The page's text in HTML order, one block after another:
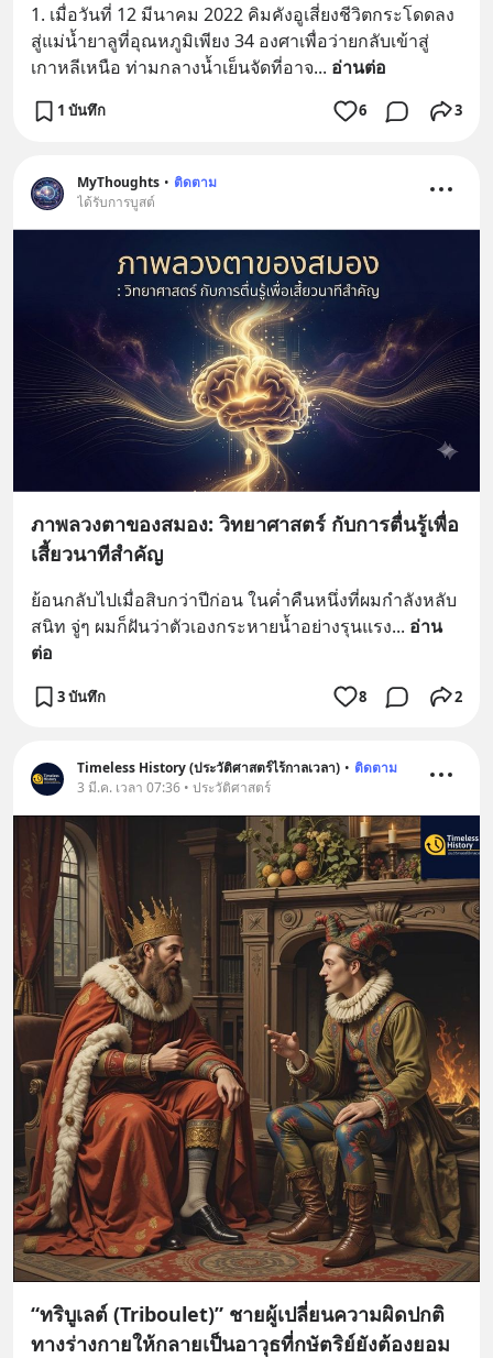
1. เมื่อวันที่ 12 มีนาคม 2022 คิมคังอูเสี่ยงชีวิตกระโดดลง
สู่แม่น้ำยาลูที่อุณหภูมิเพียง 34 องศาเพื่อว่ายกลับเข้าสู่
เกาหลีเหนือ ท่ามกลางน้ำเย็นจัดที่อาจ... อ่านต่อ
1 บันทึก 6 3
MyThoughts • ติดตาม
ได้รับการบูสต์
ภาพลวงตาของสมอง: วิทยาศาสตร์ กับการตื่นรู้เพื่อ
เสี้ยวนาทีสำคัญ
ย้อนกลับไปเมื่อสิบกว่าปีก่อน ในค่ำคืนหนึ่งที่ผมกำลังหลับ
สนิท จู่ๆ ผมก็ฝันว่าตัวเองกระหายน้ำอย่างรุนแรง... อ่าน
ต่อ
3 บันทึก 8 2
Timeless History (ประวัติศาสตร์ไร้กาลเวลา) • ติดตาม
3 มี.ค. เวลา 07:36 • ประวัติศาสตร์
“ทริบูเลต์ (Triboulet)” ชายผู้เปลี่ยนความผิดปกติ
ทางร่างกายให้กลายเป็นอาวุธที่กษัตริย์ยังต้องยอม